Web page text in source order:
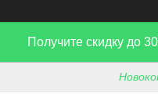
Получите скидку до